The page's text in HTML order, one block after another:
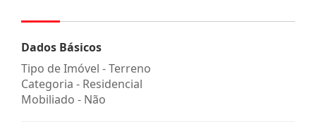
Dados Básicos
Tipo de Imóvel - Terreno
Categoria - Residencial
Mobiliado - Não